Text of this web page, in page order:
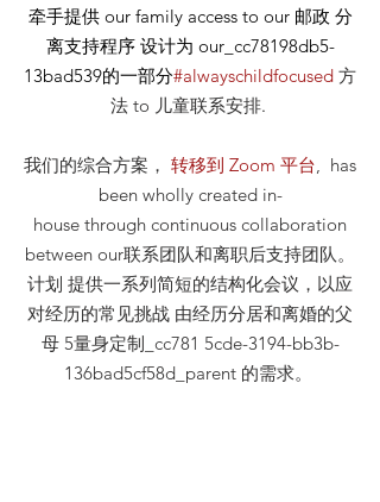
牵手提供 our family access to our 邮政 分
离支持程序 设计为 our_cc78198db5-
13bad539的一部分#alwayschildfocused 方
法to 儿童联系安排.
我们的综合方案， 转移到 Zoom 平台, has
been wholly created in-
house through continuous collaboration
between our联系团队和离职后支持团队。
计划 提供一系列简短的结构化会议，以应
对经历的常见挑战 由经历分居和离婚的父
母 5量身定制_cc781 5cde-3194-bb3b-
136bad5cf58d_parent 的需求。